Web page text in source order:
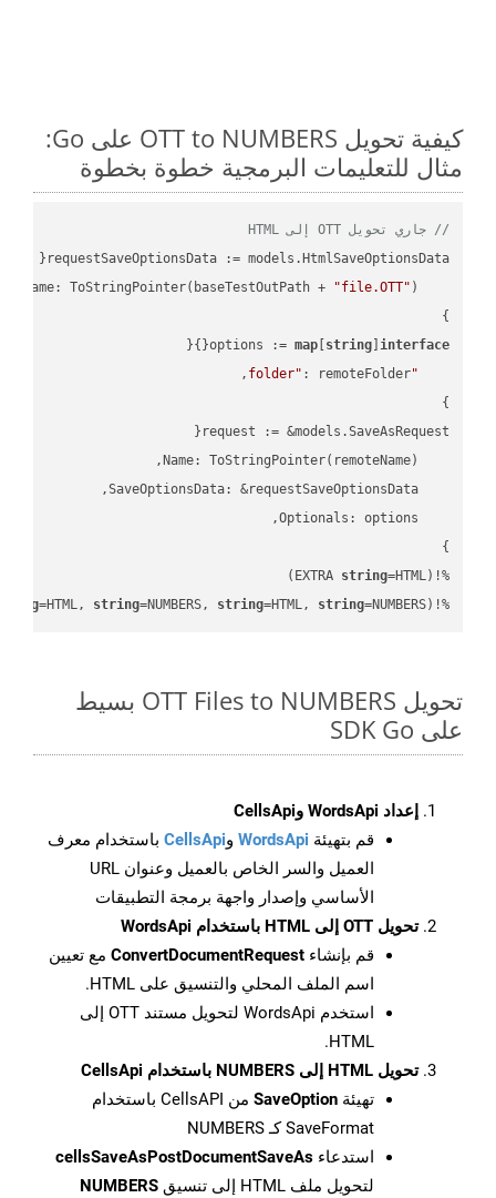
كيفية تحويل OTT to NUMBERS على Go:
مثال للتعليمات البرمجية خطوة بخطوة
// جاري تحويل OTT إلى HTML
"file.OTT"
options := map[ string] interface
"folder"
%!(EXTRA
string
%!(EXTRA
=HTML, string=NUMBERS, string=HTML, string=NUMBERS)
تحويل OTT Files to NUMBERS بسيط
على SDK Go
إعداد WordsApi وCellsApi
قم بتهيئة WordsApi وCellsApi باستخدام معرف
العميل والسر الخاص بالعميل وعنوان URL
الأساسي وإصدار واجهة برمجة التطبيقات
تحويل OTT إلى HTML باستخدام WordsApi
قم بإنشاء ConvertDocumentRequest مع تعيين
اسم الملف المحلي والتنسيق على HTML.
استخدم WordsApi لتحويل مستند OTT إلى
HTML.
تحويل HTML إلى NUMBERS باستخدام CellsApi
تهيئة SaveOption
من CellsAPI باستخدام
SaveFormat كـ NUMBERS
استدعاء cellsSaveAsPostDocumentSaveAs
لتحويل ملف HTML إلى تنسيق
NUMBERS